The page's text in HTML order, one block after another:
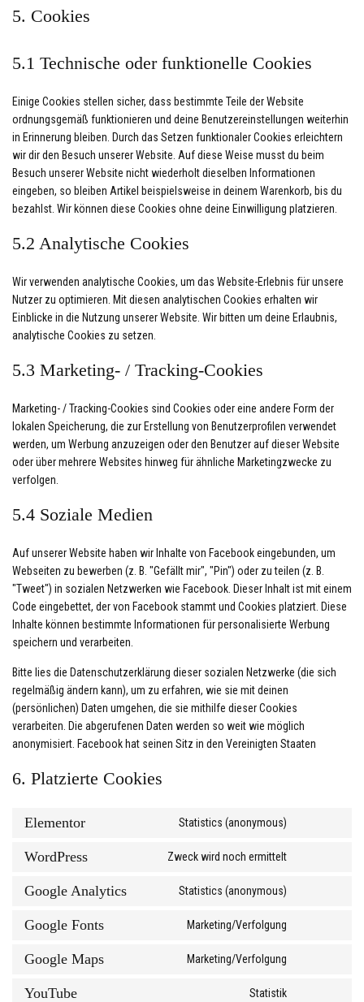
5. Cookies
5.1 Technische oder funktionelle Cookies
Einige Cookies stellen sicher, dass bestimmte Teile der Website
ordnungsgemäß funktionieren und deine Benutzereinstellungen weiterhin
in Erinnerung bleiben. Durch das Setzen funktionaler Cookies erleichtern
wir dir den Besuch unserer Website. Auf diese Weise musst du beim
Besuch unserer Website nicht wiederholt dieselben Informationen
eingeben, so bleiben Artikel beispielsweise in deinem Warenkorb, bis du
bezahlst. Wir können diese Cookies ohne deine Einwilligung platzieren.
5.2 Analytische Cookies
Wir verwenden analytische Cookies, um das Website-Erlebnis für unsere
Nutzer zu optimieren. Mit diesen analytischen Cookies erhalten wir
Einblicke in die Nutzung unserer Website. Wir bitten um deine Erlaubnis,
analytische Cookies zu setzen.
5.3 Marketing- / Tracking-Cookies
Marketing- / Tracking-Cookies sind Cookies oder eine andere Form der
lokalen Speicherung, die zur Erstellung von Benutzerprofilen verwendet
werden, um Werbung anzuzeigen oder den Benutzer auf dieser Website
oder über mehrere Websites hinweg für ähnliche Marketingzwecke zu
verfolgen.
5.4 Soziale Medien
Auf unserer Website haben wir Inhalte von Facebook eingebunden, um
Webseiten zu bewerben (z. B. "Gefällt mir", "Pin") oder zu teilen (z. B.
"Tweet") in sozialen Netzwerken wie Facebook. Dieser Inhalt ist mit einem
Code eingebettet, der von Facebook stammt und Cookies platziert. Diese
Inhalte können bestimmte Informationen für personalisierte Werbung
speichern und verarbeiten.
Bitte lies die Datenschutzerklärung dieser sozialen Netzwerke (die sich
regelmäßig ändern kann), um zu erfahren, wie sie mit deinen
(persönlichen) Daten umgehen, die sie mithilfe dieser Cookies
verarbeiten. Die abgerufenen Daten werden so weit wie möglich
anonymisiert. Facebook hat seinen Sitz in den Vereinigten Staaten
6. Platzierte Cookies
Elementor Statistics (anonymous)
WordPress Zweck wird noch ermittelt
Google Analytics Statistics (anonymous)
Google Fonts Marketing/Verfolgung
Google Maps Marketing/Verfolgung
YouTube Statistik